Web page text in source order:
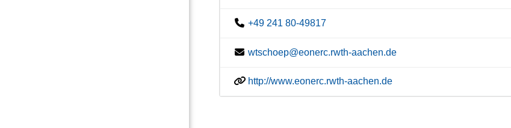
+49 241 80-49817
wtschoep@eonerc.rwth-aachen.de
http://www.eonerc.rwth-aachen.de